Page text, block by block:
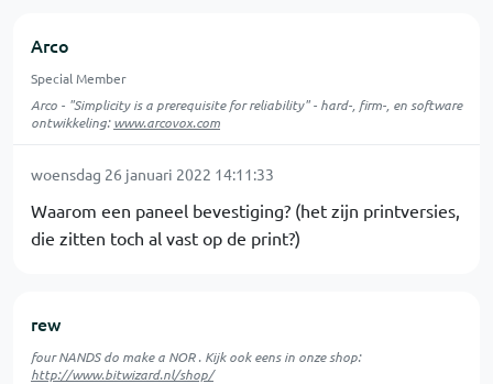
Arco
Special Member
Arco - "Simplicity is a prerequisite for reliability" - hard-, firm-, en software
ontwikkeling:www.arcovox.com
woensdag 26 januari 2022 14:11:33
Waarom een paneel bevestiging? (het zijn printversies,
die zitten toch al vast op de print?)
rew
four NANDS do make a NOR . Kijk ook eens in onze shop:
http://www.bitwizard.nl/shop/